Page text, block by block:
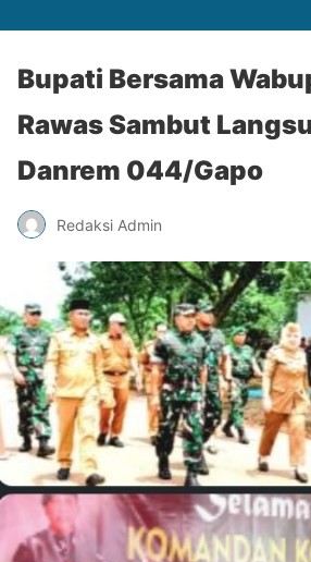
Bupati Bersama
Rawas Sambut
Danrem 044/Gapo
Redaksi Admin